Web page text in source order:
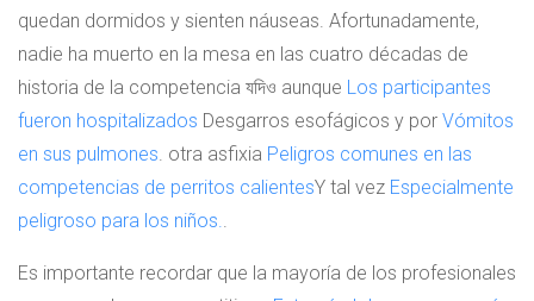
quedan dormidos y sienten náuseas. Afortunadamente,
nadie ha muerto en la mesa en las cuatro décadas de
historia de la competencia যদিও aunque Los participantes
fueron hospitalizados Desgarros esofágicos y por Vómitos
en sus pulmones. otra asfixia Peligros comunes en las
competencias de perritos calientesY tal vez Especialmente
peligroso para los niños..
Es importante recordar que la mayoría de los profesionales